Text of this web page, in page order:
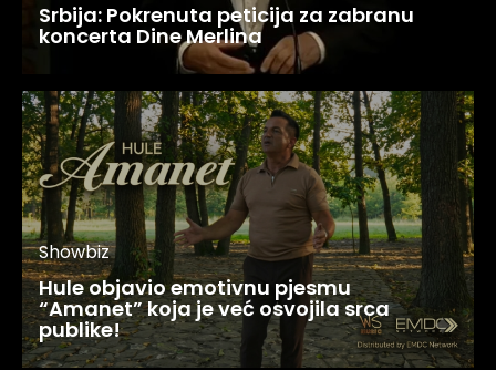
Srbija: Pokrenuta peticija za zabranu
koncerta Dine Merlina
Showbiz
Hule objavio emotivnu pjesmu
“Amanet” koja je već osvojila srca
publike!